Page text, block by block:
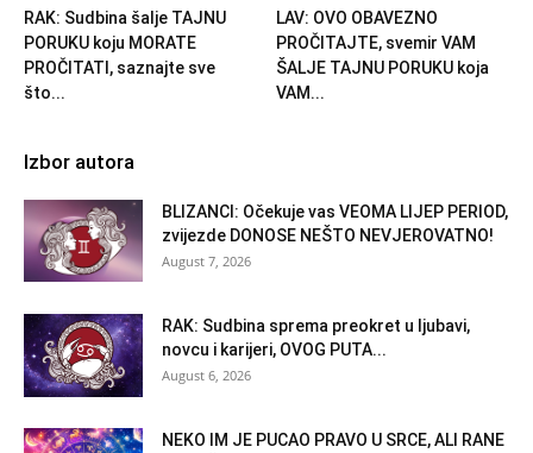
RAK: Sudbina šalje TAJNU
PORUKU koju MORATE
PROČITATI, saznajte sve
što...
LAV: OVO OBAVEZNO
PROČITAJTE, svemir VAM
ŠALJE TAJNU PORUKU koja
VAM...
Izbor autora
BLIZANCI: Očekuje vas VEOMA LIJEP PERIOD,
zvijezde DONOSE NEŠTO NEVJEROVATNO!
August 7, 2026
RAK: Sudbina sprema preokret u ljubavi,
novcu i karijeri, OVOG PUTA...
August 6, 2026
NEKO IM JE PUCAO PRAVO U SRCE, ALI RANE